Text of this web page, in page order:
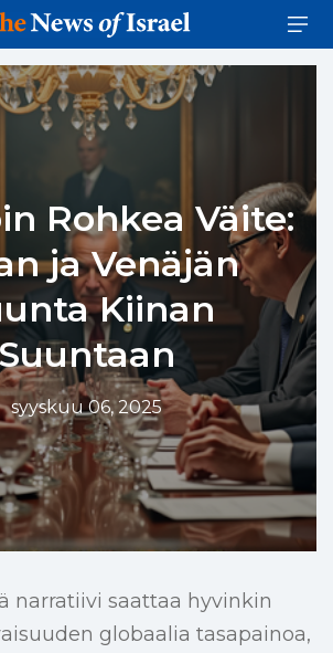
Rohkea Väite:
ja Venäjän
Kiinan
Suuntaan
syyskuu 06, 2025
narratiivi saattaa hyvinkin
globaalia tasapainoa,